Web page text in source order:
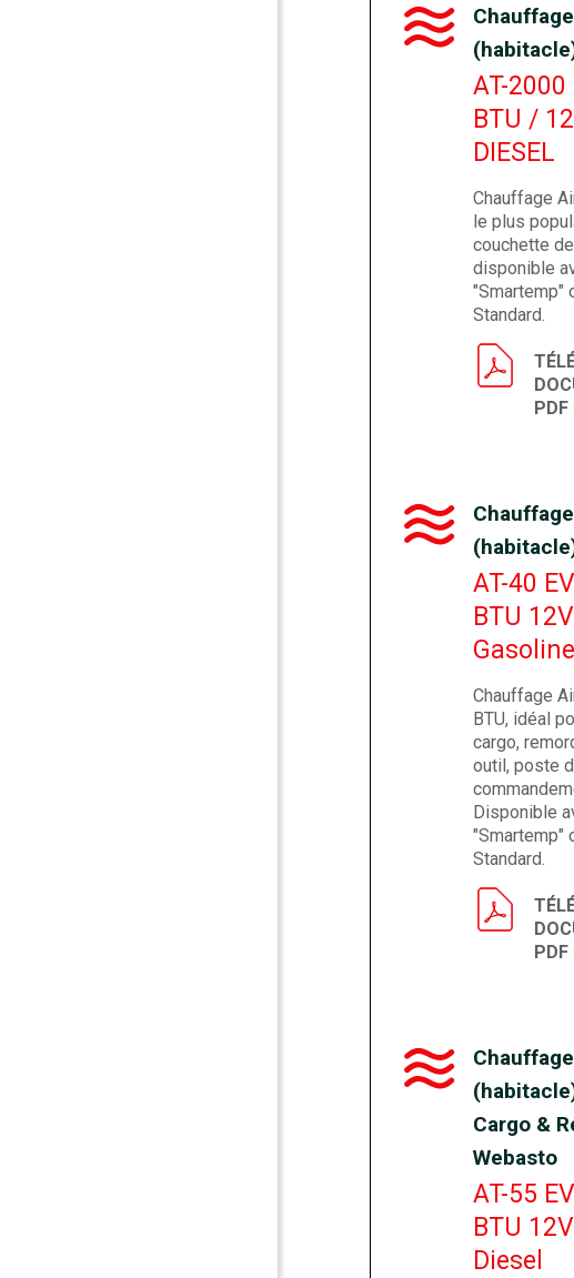
AT-2000
BTU /
DIESEL
Chauffage
le plus
couchette
disponible
"Smartemp"
Standard.
AT-40
BTU
Chauffage
BTU, idéal
cargo,
outil, poste
Disponible
"Smartemp"
Standard.
Cargo &
Webasto
AT-55
BTU
Diesel